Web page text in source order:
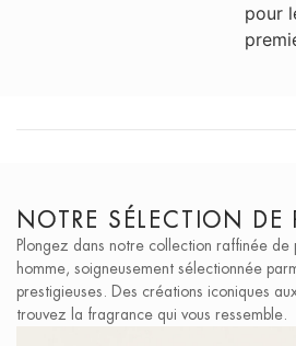
pour
NOTRE SÉLECTION DE
Plongez dans notre collection raffinée de
homme, soigneusement sélectionnée
prestigieuses. Des créations iconiques
trouvez la fragrance qui vous ressemble.